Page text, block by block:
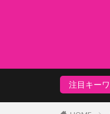
注目キー